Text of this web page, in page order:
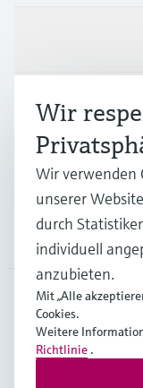
Branchen
Support
Unternehmen
CHE • Deutsch
Wir
Wir verwenden
unserer
durch
individuell
anzubieten.
Mit „Alle
Cookies.
Weitere
Richtlinie .